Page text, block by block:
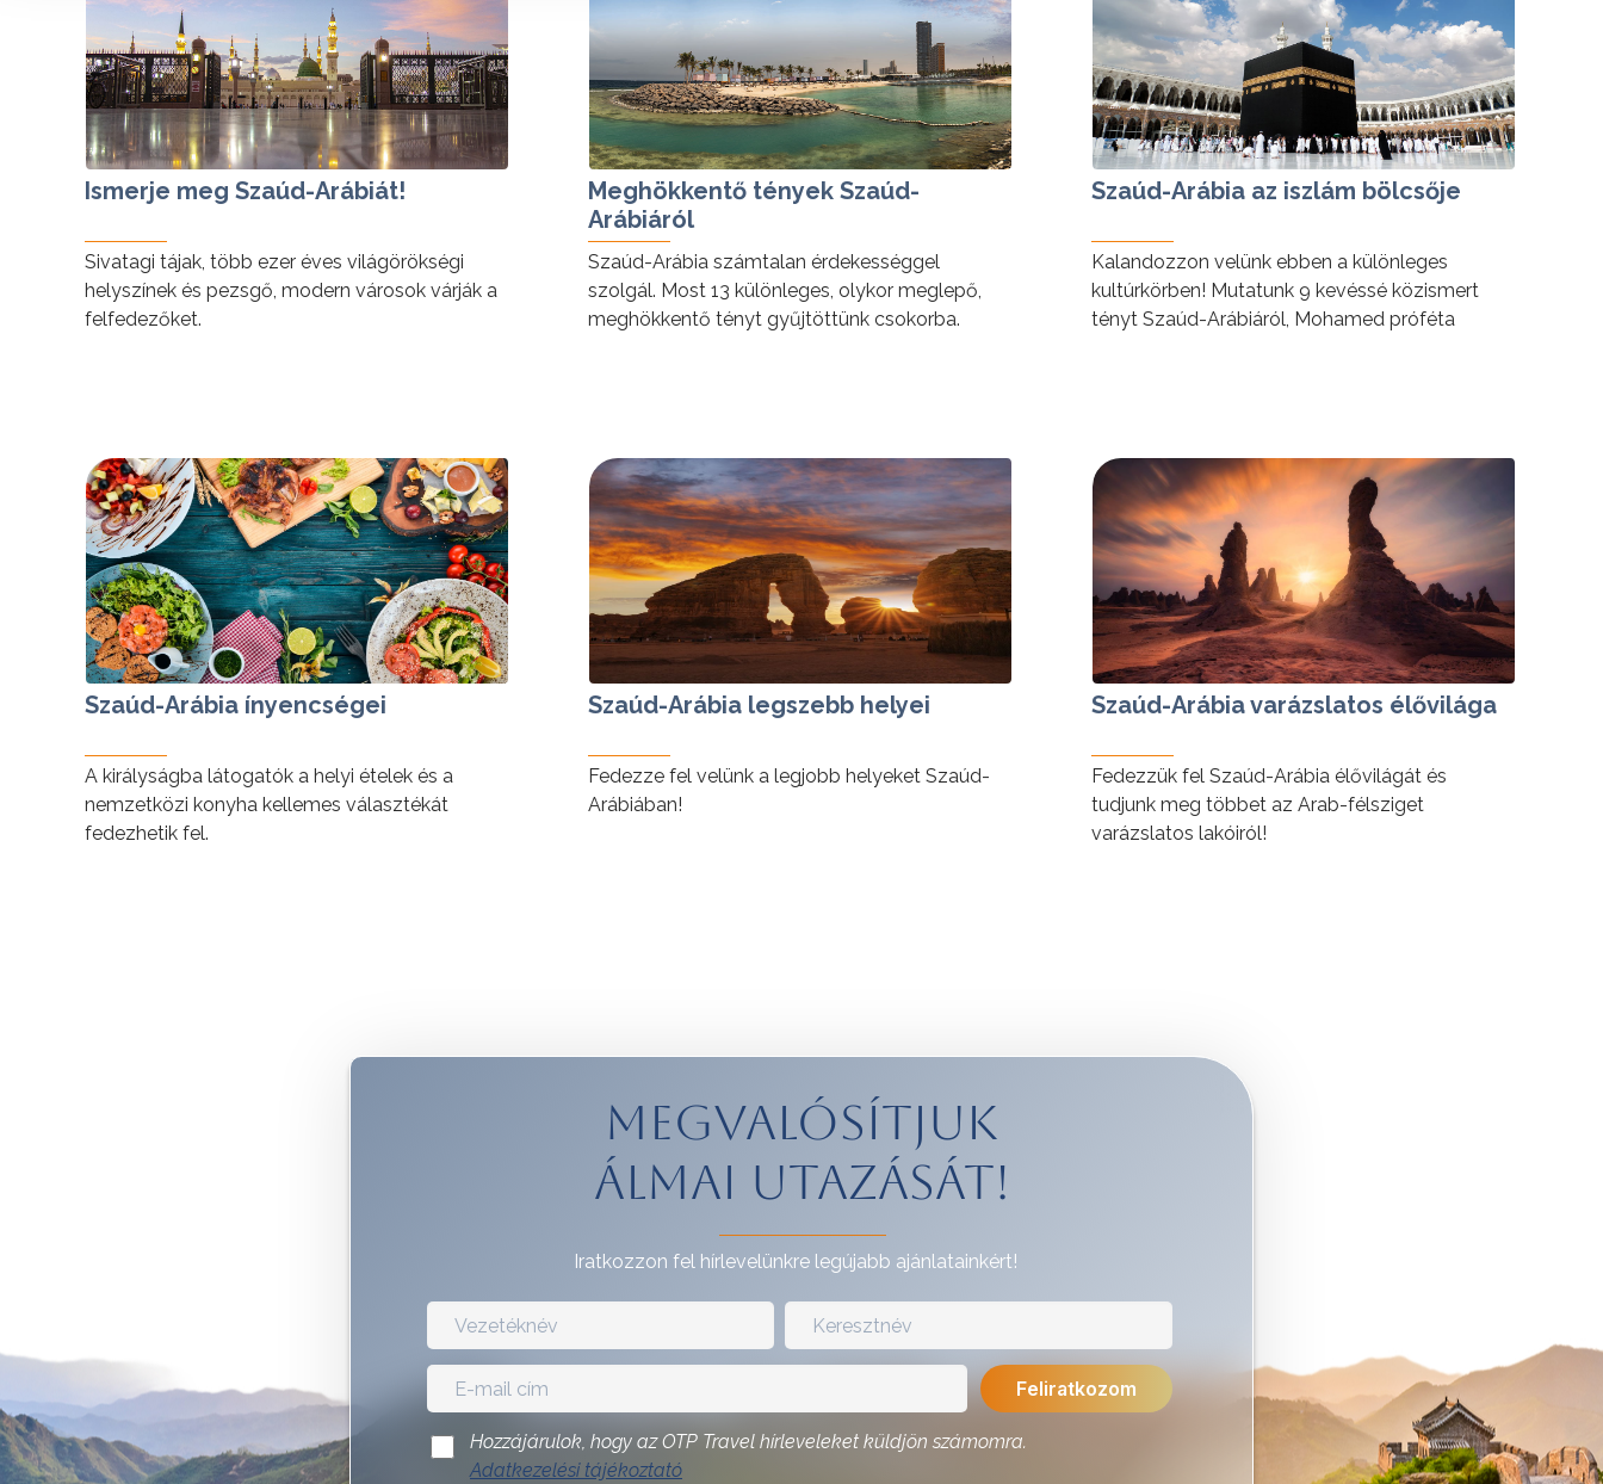
Ismerje meg Szaúd-Arábiát!
Sivatagi tájak, több ezer éves világörökségi
helyszínek és pezsgő, modern városok várják a
felfedezőket.
Meghökkentő tények Szaúd-
Arábiáról
Szaúd-Arábia számtalan érdekességgel
szolgál. Most 13 különleges, olykor meglepő,
meghökkentő tényt gyűjtöttünk csokorba.
Szaúd-Arábia az iszlám bölcsője
Kalandozzon velünk ebben a különleges
kultúrkörben! Mutatunk 9 kevéssé közismert
tényt Szaúd-Arábiáról, Mohamed próféta
Szaúd-Arábia ínyencségei
A királyságba látogatók a helyi ételek és a
nemzetközi konyha kellemes választékát
fedezhetik fel.
Szaúd-Arábia legszebb helyei
Fedezze fel velünk a legjobb helyeket Szaúd-
Arábiában!
Szaúd-Arábia varázslatos élővilága
Fedezzük fel Szaúd-Arábia élővilágát és
tudjunk meg többet az Arab-félsziget
varázslatos lakóiról!
Megvalósítjuk
álmai utazását!
Iratkozzon fel hírlevelünkre legújabb ajánlatainkért!
Hozzájárulok, hogy az OTP Travel hírleveleket küldjön számomra.
Adatkezelési tájékoztató